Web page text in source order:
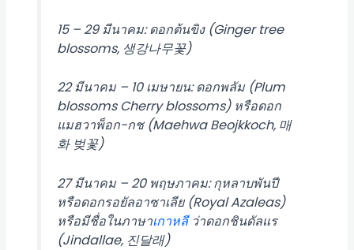
15 – 29 มีนาคม: ดอกต้นขิง (Ginger tree
blossoms, 생강나무꽃)
22 มีนาคม – 10 เมษายน: ดอกพลัม (Plum
blossoms Cherry blossoms) หรือดอก
แมฮวาพ็อก-กช (Maehwa Beojkkoch, 매
화 벚꽃)
27 มีนาคม – 20 พฤษภาคม: กุหลาบพันปี
หรือดอกรอยัลอาซาเลีย (Royal Azaleas)
หรือมีชื่อในภาษาเกาหลีว่าดอกชินดัลแร
(Jindallae, 진달래)